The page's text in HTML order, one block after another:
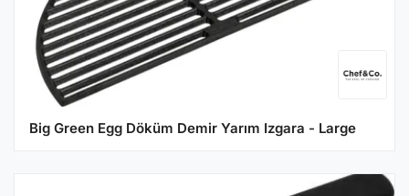
Big Green Egg Döküm Demir Yarım Izgara - Large